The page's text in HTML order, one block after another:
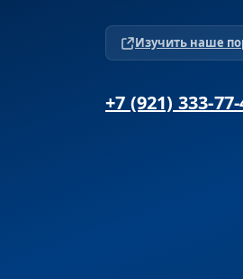
Изучить наше
+7 (921) 333-